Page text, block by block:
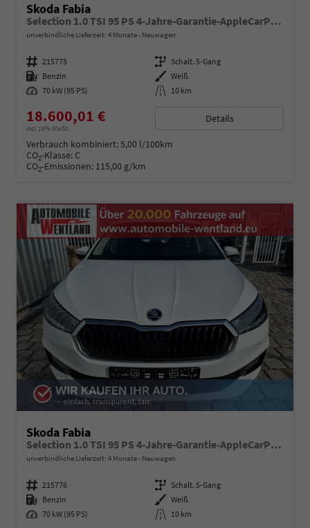
Skoda Fabia
Selection 1.0 TSI 95 PS 4-Jahre-Garantie-AppleCarPlay-AndroidAuto-LED-PDC-Sitzheizung-DAB-Klima
unverbindliche Lieferzeit: 4 Monate Neuwagen
Fahrzeugnummer 215775 Getriebe Schalt. 5-Gang
Kraftstoff Benzin Außenfarbe Weiß
Leistung 70 kW (95 PS) Kilometerstand 10 km
18.600,01 €
incl. 19% MwSt.
Details
Verbrauch kombiniert:5,00 l/100km
CO2-Klasse: C
CO2-Emissionen: 115,00 g/km
Skoda Fabia
Selection 1.0 TSI 95 PS 4-Jahre-Garantie-AppleCarPlay-AndroidAuto-LED-PDC-Sitzheizung-DAB-Klima
unverbindliche Lieferzeit: 4 Monate Neuwagen
Fahrzeugnummer 215776 Getriebe Schalt. 5-Gang
Kraftstoff Benzin Außenfarbe Weiß
Leistung 70 kW (95 PS) Kilometerstand 10 km